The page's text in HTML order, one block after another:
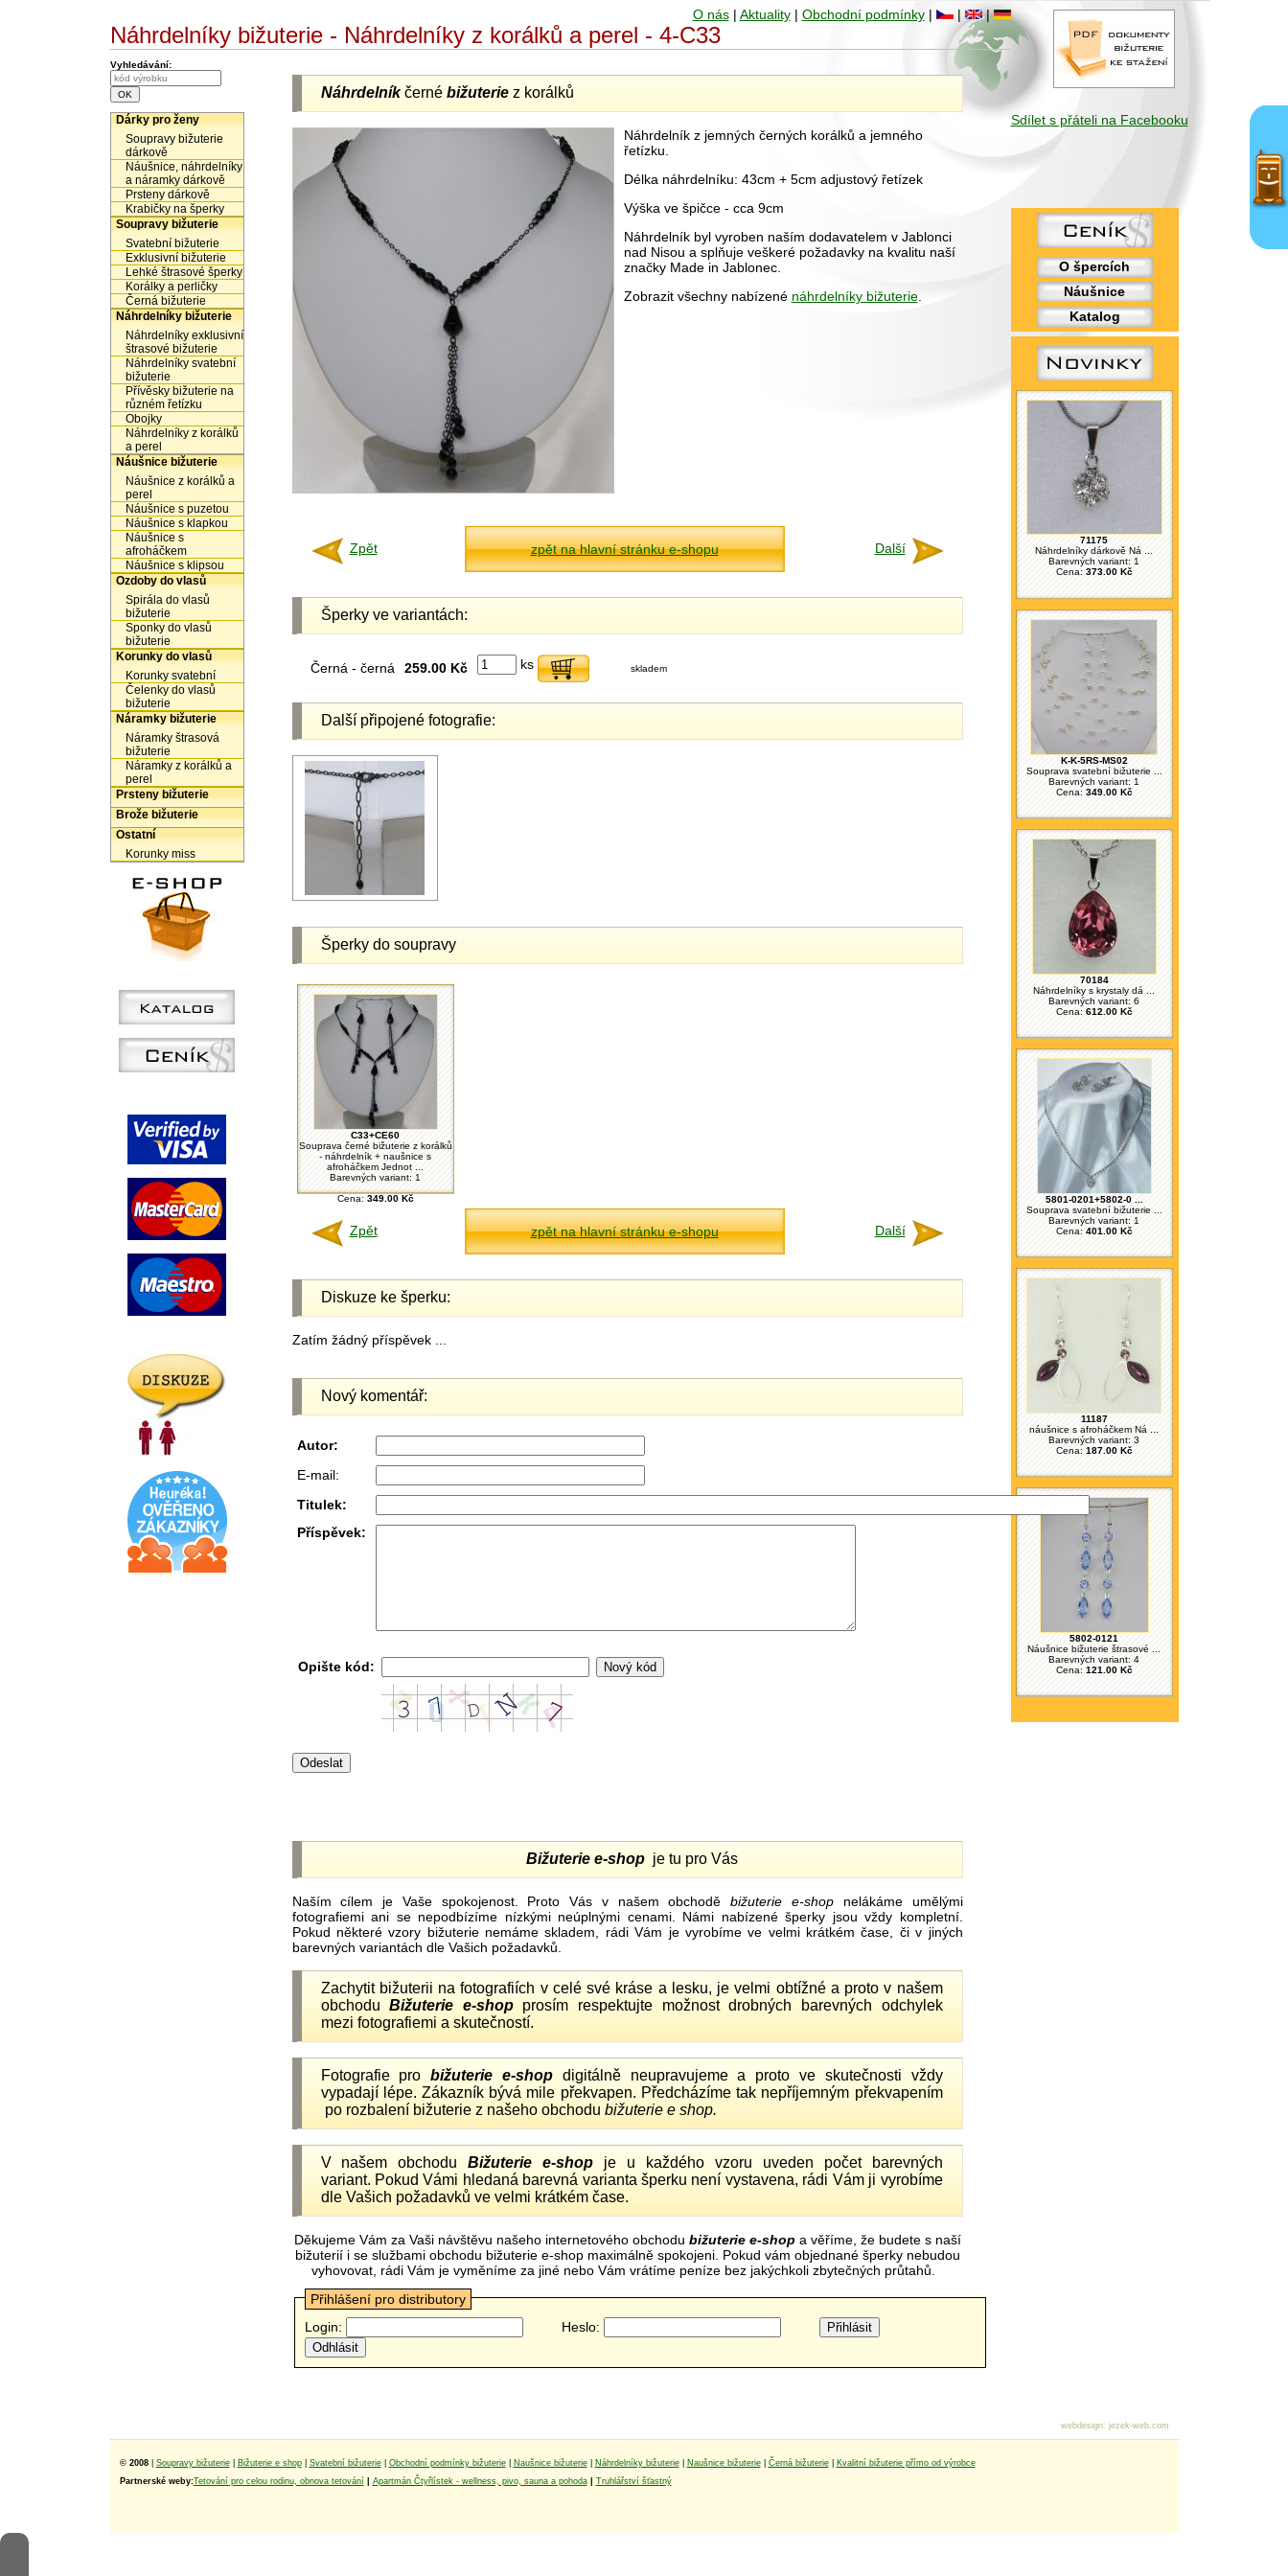
Sdílet s přáteli na Facebooku
O špercích
Náušnice
Katalog
71175
Náhrdelníky dárkově Ná ...
Barevných variant: 1
Cena: 373.00 Kč
K-K-5RS-MS02
Souprava svatební bižuterie ...
Barevných variant: 1
Cena: 349.00 Kč
70184
Náhrdelníky s krystaly dá ...
Barevných variant: 6
Cena: 612.00 Kč
5801-0201+5802-0 ...
Souprava svatební bižuterie ...
Barevných variant: 1
Cena: 401.00 Kč
11187
náušnice s afroháčkem Ná ...
Barevných variant: 3
Cena: 187.00 Kč
5802-0121
Náušnice bižuterie štrasové ...
Barevných variant: 4
Cena: 121.00 Kč
O nás| Aktuality| Obchodní podmínky| | |
Náhrdelníky bižuterie - Náhrdelníky z korálků a perel - 4-C33
Vyhledávání:
Dárky pro ženy
Soupravy bižuterie
dárkově
Náušnice, náhrdelníky
a náramky dárkově
Prsteny dárkově
Krabičky na šperky
Soupravy bižuterie
Svatební bižuterie
Exklusivní bižuterie
Lehké štrasové šperky
Korálky a perličky
Černá bižuterie
Náhrdelníky bižuterie
Náhrdelníky exklusivní
štrasové bižuterie
Náhrdelníky svatební
bižuterie
Přívěsky bižuterie na
různém řetízku
Obojky
Náhrdelníky z korálků
a perel
Náušnice bižuterie
Náušnice z korálků a
perel
Náušnice s puzetou
Náušnice s klapkou
Náušnice s
afroháčkem
Náušnice s klipsou
Ozdoby do vlasů
Spirála do vlasů
bižuterie
Sponky do vlasů
bižuterie
Korunky do vlasů
Korunky svatební
Čelenky do vlasů
bižuterie
Náramky bižuterie
Náramky štrasová
bižuterie
Náramky z korálků a
perel
Prsteny bižuterie
Brože bižuterie
Ostatní
Korunky miss
Náhrdelníkčerné bižuteriez korálků
Náhrdelník z jemných černých korálků a jemného
řetízku.
Délka náhrdelníku: 43cm + 5cm adjustový řetízek
Výška ve špičce - cca 9cm
Náhrdelník byl vyroben naším dodavatelem v Jablonci
nad Nisou a splňuje veškeré požadavky na kvalitu naší
značky Made in Jablonec.
Zobrazit všechny nabízené náhrdelníky bižuterie.
Zpět zpět na hlavní stránku e-shopu Další
Šperky ve variantách:
Černá - černá 259.00 Kč ks skladem
Další připojené fotografie:
Šperky do soupravy
C33+CE60
Souprava černé bižuterie z korálků
- náhrdelník + naušnice s
afroháčkem Jednot ...
Barevných variant: 1
Cena: 349.00 Kč
Zpět zpět na hlavní stránku e-shopu Další
Diskuze ke šperku:
Zatím žádný příspěvek ...
Nový komentář:
Autor:
E-mail:
Titulek:
Příspěvek:
Opište kód:
Bižuterie e-shopje tu pro Vás
Naším cílem je Vaše spokojenost. Proto Vás v našem obchoděbižuterie e-shopnelákáme umělými
fotografiemi ani se nepodbízíme nízkými neúplnými cenami. Námi nabízené šperky jsou vždy kompletní.
Pokud některé vzory bižuterie nemáme skladem, rádi Vám je vyrobíme ve velmi krátkém čase, či v jiných
barevných variantách dle Vašich požadavků.
Zachytit bižuterii na fotografiích v celé své kráse a lesku, je velmi obtížné a proto v našem
obchoduBižuterie e-shopprosím respektujte možnost drobných barevných odchylek
mezi fotografiemi a skutečností.
Fotografie probižuterie e-shopdigitálně neupravujeme a proto ve skutečnosti vždy
vypadají lépe. Zákazník bývá mile překvapen. Předcházíme tak nepříjemným překvapením
po rozbalení bižuterie z našeho obchodu bižuterie e shop.
V našem obchoduBižuterie e-shop je u každého vzoru uveden počet barevných
variant. Pokud Vámi hledaná barevná varianta šperku není vystavena, rádi Vám ji vyrobíme
dle Vašich požadavků ve velmi krátkém čase.
Děkujeme Vám za Vaši návštěvu našeho internetového obchodu bižuterie e-shop a věříme, že budete s naší
bižuterií i se službami obchodu bižuterie e-shop maximálně spokojeni. Pokud vám objednané šperky nebudou
vyhovovat, rádi Vám je vyměníme za jiné nebo Vám vrátíme peníze bez jakýchkoli zbytečných průtahů.
Přihlášení pro distributory
Login:
Heslo:
© 2008 Soupravy bižuterie| Bižuterie e shop| Svatební bižuterie| Obchodní podmínky bižuterie| Naušnice bižuterie| Náhrdelníky bižuterie| Naušnice bižuterie| Černá bižuterie|
Kvalitní bižuterie přímo od výrobce
Partnerské weby:Tetování pro celou rodinu, obnova tetování Apartmán Čtyřlístek - wellness, pivo, sauna a pohoda| Truhlářství šťastný
webdesign: jezek-web.com